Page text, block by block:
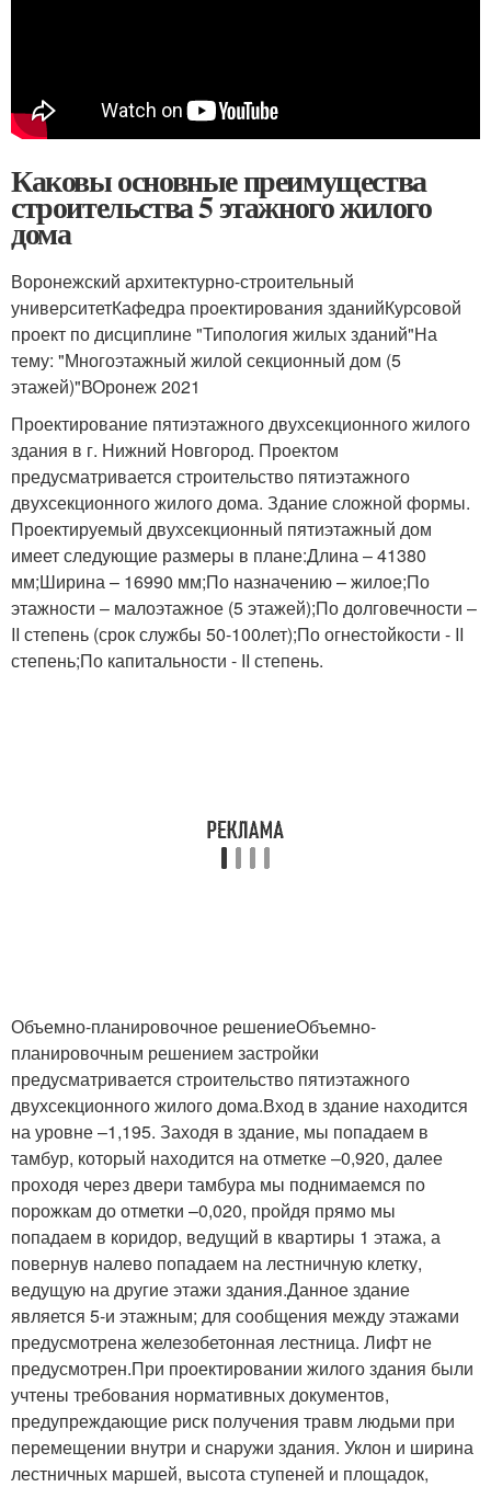
Каковы основные преимущества
строительства 5 этажного жилого
дома
Воронежский архитектурно-строительный
университетКафедра проектирования зданийКурсовой
проект по дисциплине "Типология жилых зданий"На
тему: "Многоэтажный жилой секционный дом (5
этажей)"ВОронеж 2021
Проектирование пятиэтажного двухсекционного жилого
здания в г. Нижний Новгород. Проектом
предусматривается строительство пятиэтажного
двухсекционного жилого дома. Здание сложной формы.
Проектируемый двухсекционный пятиэтажный дом
имеет следующие размеры в плане:Длина – 41380
мм;Ширина – 16990 мм;По назначению – жилое;По
этажности – малоэтажное (5 этажей);По долговечности –
II степень (срок службы 50-100лет);По огнестойкости - II
степень;По капитальности - II степень.
Объемно-планировочное решениеОбъемно-
планировочным решением застройки
предусматривается строительство пятиэтажного
двухсекционного жилого дома.Вход в здание находится
на уровне –1,195. Заходя в здание, мы попадаем в
тамбур, который находится на отметке –0,920, далее
проходя через двери тамбура мы поднимаемся по
порожкам до отметки –0,020, пройдя прямо мы
попадаем в коридор, ведущий в квартиры 1 этажа, а
повернув налево попадаем на лестничную клетку,
ведущую на другие этажи здания.Данное здание
является 5-и этажным; для сообщения между этажами
предусмотрена железобетонная лестница. Лифт не
предусмотрен.При проектировании жилого здания были
учтены требования нормативных документов,
предупреждающие риск получения травм людьми при
перемещении внутри и снаружи здания. Уклон и ширина
лестничных маршей, высота ступеней и площадок,